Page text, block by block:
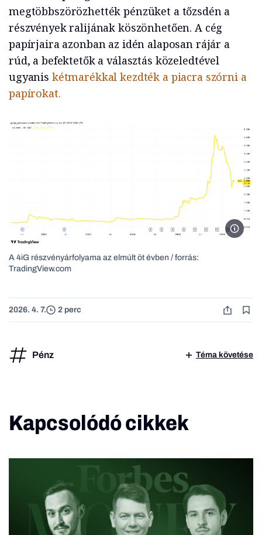
megtöbbszörözhették pénzüket a tőzsdén a
részvények ralijának köszönhetően. A cég
papírjaira azonban az idén alaposan rájár a
rúd, a befektetők a választás közeledtével
ugyanis kétmarékkal kezdték a piacra szórni a
papírokat.
A 4iG részvényárfolyama az elmúlt öt évben / forrás:
TradingView.com
2026. 4. 7. 2 perc
Pénz Téma követése
Kapcsolódó cikkek